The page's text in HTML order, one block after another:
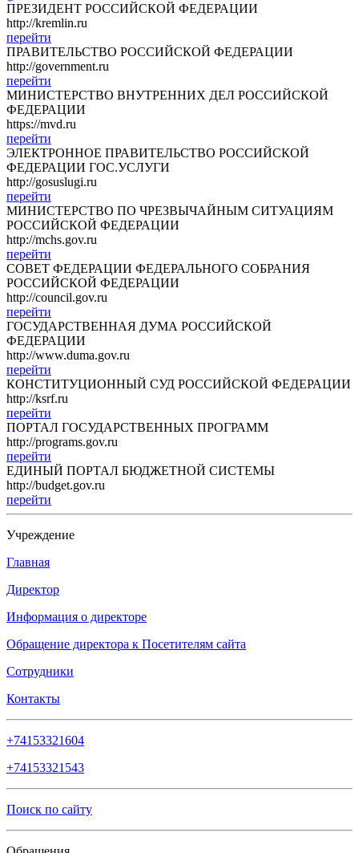
ПРЕЗИДЕНТ РОССИЙСКОЙ ФЕДЕРАЦИИ
http://kremlin.ru
перейти
ПРАВИТЕЛЬСТВО РОССИЙСКОЙ ФЕДЕРАЦИИ
http://government.ru
перейти
МИНИСТЕРСТВО ВНУТРЕННИХ ДЕЛ РОССИЙСКОЙ
ФЕДЕРАЦИИ
https://mvd.ru
перейти
ЭЛЕКТРОННОЕ ПРАВИТЕЛЬСТВО РОССИЙСКОЙ
ФЕДЕРАЦИИ ГОС.УСЛУГИ
http://gosuslugi.ru
перейти
МИНИСТЕРСТВО ПО ЧРЕЗВЫЧАЙНЫМ СИТУАЦИЯМ
РОССИЙСКОЙ ФЕДЕРАЦИИ
http://mchs.gov.ru
перейти
СОВЕТ ФЕДЕРАЦИИ ФЕДЕРАЛЬНОГО СОБРАНИЯ
РОССИЙСКОЙ ФЕДЕРАЦИИ
http://council.gov.ru
перейти
ГОСУДАРСТВЕННАЯ ДУМА РОССИЙСКОЙ
ФЕДЕРАЦИИ
http://www.duma.gov.ru
перейти
КОНСТИТУЦИОННЫЙ СУД РОССИЙСКОЙ ФЕДЕРАЦИИ
http://ksrf.ru
перейти
ПОРТАЛ ГОСУДАРСТВЕННЫХ ПРОГРАММ
http://programs.gov.ru
перейти
ЕДИНЫЙ ПОРТАЛ БЮДЖЕТНОЙ СИСТЕМЫ
http://budget.gov.ru
перейти
Учреждение
Главная
Директор
Информация о директоре
Обращение директора к Посетителям сайта
Сотрудники
Контакты
+74153321604
+74153321543
Поиск по сайту